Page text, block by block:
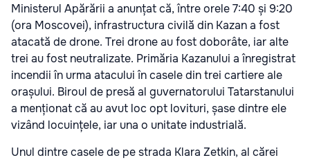
Ministerul Apărării a anunțat că, între orele 7:40 și 9:20
(ora Moscovei), infrastructura civilă din Kazan a fost
atacată de drone. Trei drone au fost doborâte, iar alte
trei au fost neutralizate. Primăria Kazanului a înregistrat
incendii în urma atacului în casele din trei cartiere ale
orașului. Biroul de presă al guvernatorului Tatarstanului
a menționat că au avut loc opt lovituri, șase dintre ele
vizând locuințele, iar una o unitate industrială.
Unul dintre casele de pe strada Klara Zetkin, al cărei